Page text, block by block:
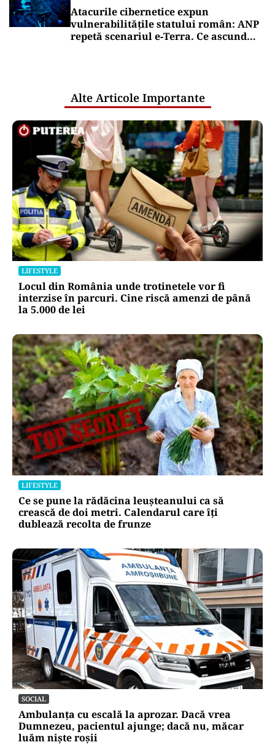
Atacurile cibernetice expun
vulnerabilitățile statului român: ANP
repetă scenariul e‑Terra. Ce ascund
Alte Articole Importante
LIFESTYLE
Locul din România unde trotinetele vor fi
interzise în parcuri. Cine riscă amenzi de până
la 5.000 de lei
LIFESTYLE
Ce se pune la rădăcina leușteanului ca să
crească de doi metri. Calendarul care îți
dublează recolta de frunze
SOCIAL
Ambulanța cu escală la aprozar. Dacă vrea
Dumnezeu, pacientul ajunge; dacă nu, măcar
luăm niște roșii